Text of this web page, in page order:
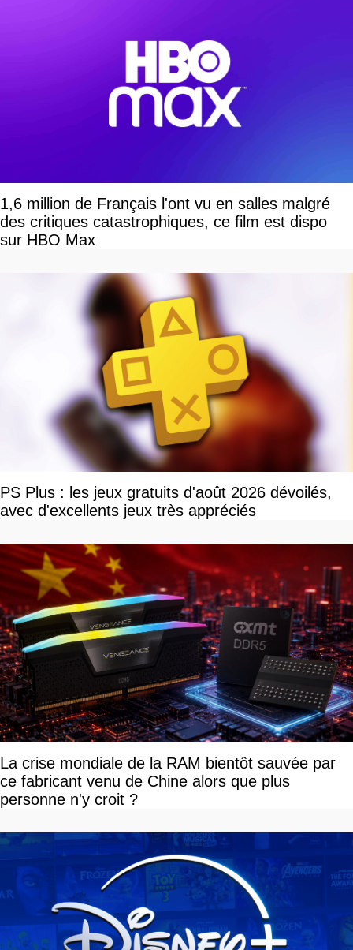
1,6 million de Français l'ont vu en salles malgré
des critiques catastrophiques, ce film est dispo
sur HBO Max
PS Plus : les jeux gratuits d'août 2026 dévoilés,
avec d'excellents jeux très appréciés
La crise mondiale de la RAM bientôt sauvée par
ce fabricant venu de Chine alors que plus
personne n'y croit ?